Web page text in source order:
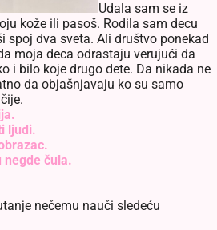
Udala sam se iz
kože ili pasoš. Rodila sam decu
spoj dva sveta. Ali društvo ponekad
moja deca odrastaju verujući da
i bilo koje drugo dete. Da nikada ne
da objašnjavaju ko su samo
ljudi.
negde čula.
nečemu nauči sledeću